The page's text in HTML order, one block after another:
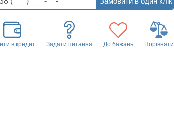
в кредит Задати питання До бажань Порівняти